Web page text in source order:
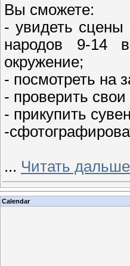
Вы сможете:
- увидеть сцены
народов 9-14
окружение;
- посмотреть на
- проверить
- прикупить
-
... Читать
Calendar